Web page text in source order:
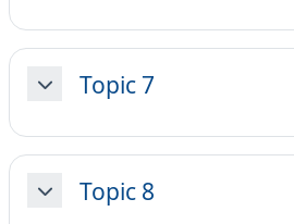
MinimizzaTopic 7
MinimizzaTopic 8